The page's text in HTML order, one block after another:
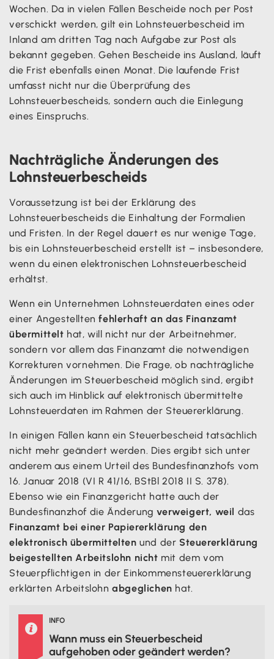
Wochen. Da in vielen Fällen Bescheide noch per Post
verschickt werden, gilt ein Lohnsteuerbescheid im
Inland am dritten Tag nach Aufgabe zur Post als
bekannt gegeben. Gehen Bescheide ins Ausland, läuft
die Frist ebenfalls einen Monat. Die laufende Frist
umfasst nicht nur die Überprüfung des
Lohnsteuerbescheids, sondern auch die Einlegung
eines Einspruchs.
Nachträgliche Änderungen des
Lohnsteuerbescheids
Voraussetzung ist bei der Erklärung des
Lohnsteuerbescheids die Einhaltung der Formalien
und Fristen. In der Regel dauert es nur wenige Tage,
bis ein Lohnsteuerbescheid erstellt ist – insbesondere,
wenn du einen elektronischen Lohnsteuerbescheid
erhältst.
Wenn ein Unternehmen Lohnsteuerdaten eines oder
einer Angestelltenfehlerhaft an das Finanzamt
übermittelt hat, will nicht nur der Arbeitnehmer,
sondern vor allem das Finanzamt die notwendigen
Korrekturen vornehmen. Die Frage, ob nachträgliche
Änderungen im Steuerbescheid möglich sind, ergibt
sich auch im Hinblick auf elektronisch übermittelte
Lohnsteuerdaten im Rahmen der Steuererklärung.
In einigen Fällen kann ein Steuerbescheid tatsächlich
nicht mehr geändert werden. Dies ergibt sich unter
anderem aus einem Urteil des Bundesfinanzhofs vom
16. Januar 2018 (VI R 41/16, BStBl 2018 II S. 378).
Ebenso wie ein Finanzgericht hatte auch der
Bundesfinanzhof die Änderungverweigert, weil das
Finanzamt bei einer Papiererklärung den
elektronisch übermittelten und der Steuererklärung
beigestellten Arbeitslohn nicht mit dem vom
Steuerpflichtigen in der Einkommensteuererklärung
erklärten Arbeitslohnabgeglichen hat.
 INFO
Wann muss ein Steuerbescheid
aufgehoben oder geändert werden?